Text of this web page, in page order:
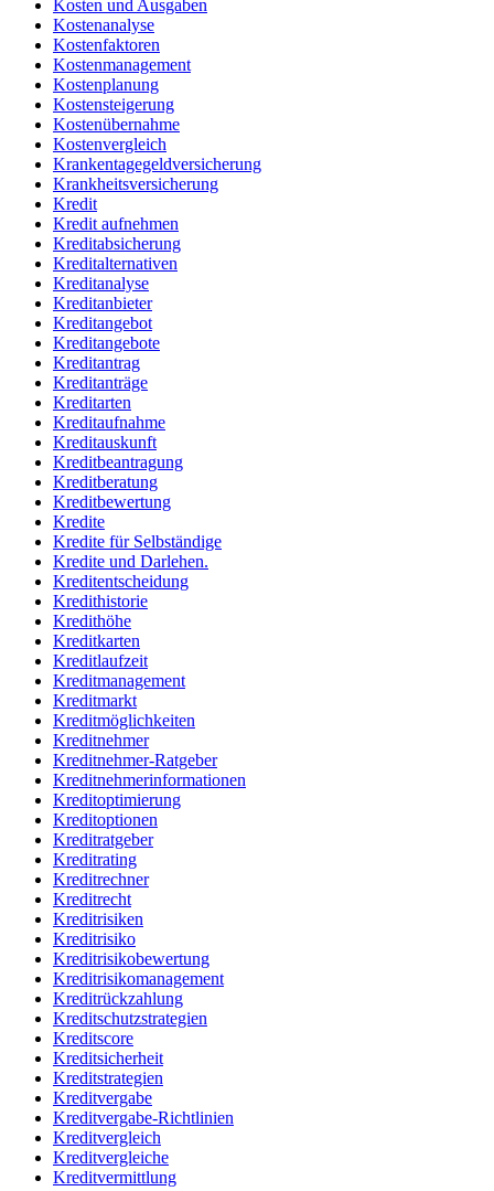
Kosten und Ausgaben
Kostenanalyse
Kostenfaktoren
Kostenmanagement
Kostenplanung
Kostensteigerung
Kostenübernahme
Kostenvergleich
Krankentagegeldversicherung
Krankheitsversicherung
Kredit
Kredit aufnehmen
Kreditabsicherung
Kreditalternativen
Kreditanalyse
Kreditanbieter
Kreditangebot
Kreditangebote
Kreditantrag
Kreditanträge
Kreditarten
Kreditaufnahme
Kreditauskunft
Kreditbeantragung
Kreditberatung
Kreditbewertung
Kredite
Kredite für Selbständige
Kredite und Darlehen.
Kreditentscheidung
Kredithistorie
Kredithöhe
Kreditkarten
Kreditlaufzeit
Kreditmanagement
Kreditmarkt
Kreditmöglichkeiten
Kreditnehmer
Kreditnehmer-Ratgeber
Kreditnehmerinformationen
Kreditoptimierung
Kreditoptionen
Kreditratgeber
Kreditrating
Kreditrechner
Kreditrecht
Kreditrisiken
Kreditrisiko
Kreditrisikobewertung
Kreditrisikomanagement
Kreditrückzahlung
Kreditschutzstrategien
Kreditscore
Kreditsicherheit
Kreditstrategien
Kreditvergabe
Kreditvergabe-Richtlinien
Kreditvergleich
Kreditvergleiche
Kreditvermittlung